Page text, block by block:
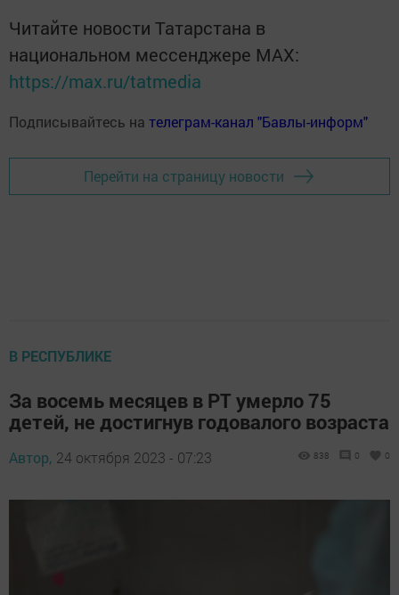
Читайте новости Татарстана в
национальном мессенджере MАХ:
https://max.ru/tatmedia
Подписывайтесь на телеграм-канал "Бавлы-информ"
Перейти на страницу новости
В РЕСПУБЛИКЕ
За восемь месяцев в РТ умерло 75
детей, не достигнув годовалого возраста
Автор, 24 октября 2023 - 07:23 838 0 0